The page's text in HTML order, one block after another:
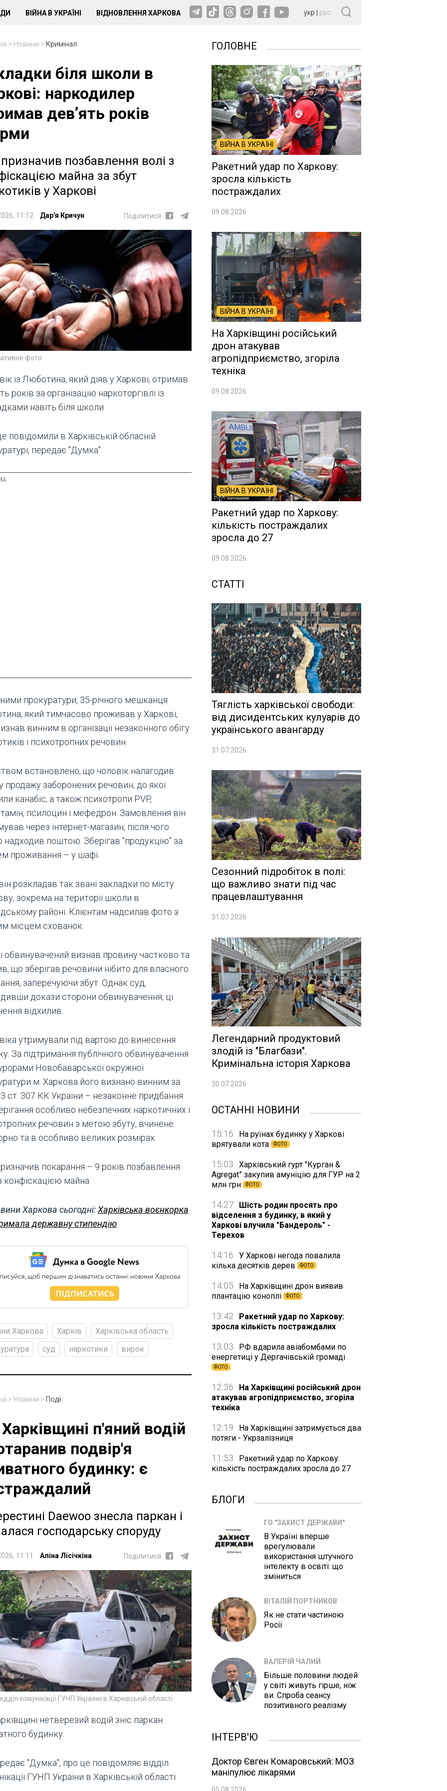
ВІЙНА В УКРАЇНІ ВІДНОВЛЕННЯ ХАРКОВА укр рус
> Новини > Кримінал
біля школи в
наркодилер
девʼять років
позбавлення волі з
майна за збут
у Харкові
11:12 Дар'я Кричун Поділитися
фото
із Люботина, який діяв у Харкові, отримав
років за організацію наркоторгівлі із
навіть біля школи.
повідомили в Харківській обласній
передає "Думка".
прокуратури, 35-річного мешканця
який тимчасово проживав у Харкові,
винним в організації незаконного обігу
і психотропних речовин.
встановлено, що чоловік налагодив
продажу заборонених речовин, до якої
канабіс, а також психотропи PVP,
псилоцин і мефедрон. Замовлення він
через інтернет-магазин, після чого
надходив поштою. Зберігав "продукцію" за
проживання – у шафі.
розкладав так звані закладки по місту
зокрема на території школи в
районі. Клієнтам надсилав фото з
місцем схованок.
обвинувачений визнав провину частково та
що зберігав речовини нібито для власного
заперечуючи збут. Однак суд,
докази сторони обвинувачення, ці
відхилив.
утримували під вартою до винесення
За підтримання публічного обвинувачення
Новобаварської окружної
м. Харкова його визнано винним за
3 ст. 307 КК України – незаконне придбання
особливо небезпечних наркотичних і
речовин з метою збуту, вчинене
та в особливо великих розмірах.
покарання – 9 років позбавлення
конфіскацією майна.
Харкова сьогодні:Харківська воєнкорка
державну стипендію
Харкова Харків
Харківська область
суд наркотики вирок
> Новини > Події
п'яний водій
подвір'я
будинку: є
Daewoo знесла паркан і
господарську споруду
11:11 Аліна Лісічкіна Поділитися
комунікації ГУНП України в Харківській області
нетверезий водій зніс паркан
будинку.
"Думка", про це повідомляє відділ
ГУНП України в Харківській області.
ГОЛОВНЕ
ВІЙНА В УКРАЇНІ
Ракетний удар по Харкову:
зросла кількість
постраждалих
09.08.2026
ВІЙНА В УКРАЇНІ
На Харківщині російський
дрон атакував
агропідприємство, згоріла
техніка
09.08.2026
ВІЙНА В УКРАЇНІ
Ракетний удар по Харкову:
кількість постраждалих
зросла до 27
09.08.2026
СТАТТІ
Тяглість харківської свободи:
від дисидентських кулуарів до
українського авангарду
31.07.2026
Сезонний підробіток в полі:
що важливо знати під час
працевлаштування
31.07.2026
Легендарний продуктовий
злодій із "Благбази".
Кримінальна історія Харкова
30.07.2026
ОСТАННІ НОВИНИ
15:16
На руїнах будинку у Харкові
врятували кота
ФОТО
15:03
Харківський гурт "Курган &
Agregat” закупив амуніцію для ГУР на 2
млн грн
ФОТО
14:27
Шість родин просять про
відселення з будинку, в який у
Харкові влучила "Бандероль" -
Терехов
14:16
У Харкові негода повалила
кілька десятків дерев
ФОТО
14:05
На Харківщині дрон виявив
плантацію коноплі
ФОТО
13:42
Ракетний удар по Харкову:
зросла кількість постраждалих
13:03
РФ вдарила авіабомбами по
енергетиці у Дергачівській громаді
ФОТО
12:36
На Харківщині російський дрон
атакував агропідприємство, згоріла
техніка
12:19
На Харківщині затримується два
потяги - Укрзалізниця
11:53
Ракетний удар по Харкову:
кількість постраждалих зросла до 27
БЛОГИ
ГО "ЗАХИСТ ДЕРЖАВИ"
В Україні вперше
врегулювали
використання штучного
інтелекту в освіті: що
зміниться
ВІТАЛІЙ ПОРТНИКОВ
Як не стати частиною
Росії
ВАЛЕРІЙ ЧАЛИЙ
Більше половини людей
у світі живуть гірше, ніж
ви. Спроба сеансу
позитивного реалізму
ІНТЕРВ'Ю
Доктор Євген Комаровський: МОЗ
маніпулює лікарями